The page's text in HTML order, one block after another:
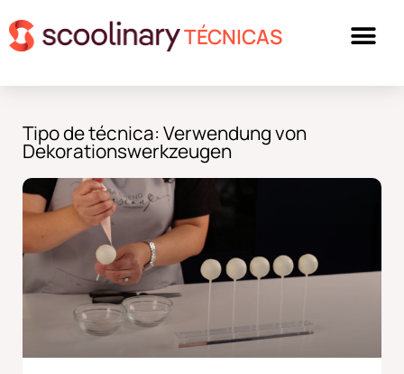
TÉCNICAS
Tipo de técnica: Verwendung von
Dekorationswerkzeugen